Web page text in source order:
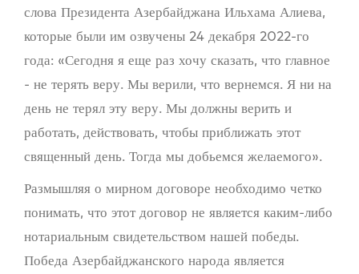
слова Президента Азербайджана Ильхама Алиева,
которые были им озвучены 24 декабря 2022-го
года: «Сегодня я еще раз хочу сказать, что главное
- не терять веру. Мы верили, что вернемся. Я ни на
день не терял эту веру. Мы должны верить и
работать, действовать, чтобы приближать этот
священный день. Тогда мы добьемся желаемого».
Размышляя о мирном договоре необходимо четко
понимать, что этот договор не является каким-либо
нотариальным свидетельством нашей победы.
Победа Азербайджанского народа является